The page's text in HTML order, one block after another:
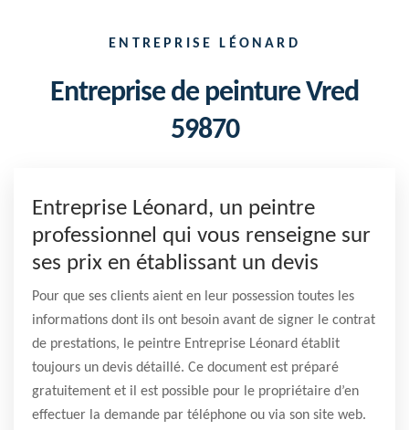
ENTREPRISE LÉONARD
Entreprise de peinture Vred
59870
Entreprise Léonard, un peintre
professionnel qui vous renseigne sur
ses prix en établissant un devis
Pour que ses clients aient en leur possession toutes les
informations dont ils ont besoin avant de signer le contrat
de prestations, le peintre Entreprise Léonard établit
toujours un devis détaillé. Ce document est préparé
gratuitement et il est possible pour le propriétaire d’en
effectuer la demande par téléphone ou via son site web.